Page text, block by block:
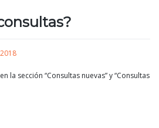
la sección “Consultas nuevas” y “Consultas